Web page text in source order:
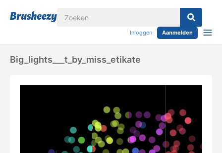
Inloggen Aanmelden
Big_lights___t_by_miss_etikate